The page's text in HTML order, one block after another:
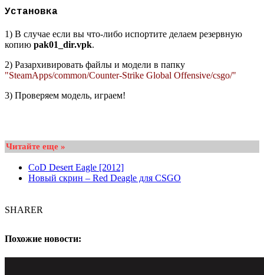
Установка
1) В случае если вы что-либо испортите делаем резервную
копию pak01_dir.vpk.
2) Разархивировать файлы и модели в папку
"SteamApps/common/Counter-Strike Global Offensive/csgo/"
3) Проверяем модель, играем!
Читайте еще »
CoD Desert Eagle [2012]
Новый скрин – Red Deagle для CSGO
SHARER
Похожие новости: